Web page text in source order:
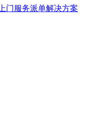
门服务派单解决方案